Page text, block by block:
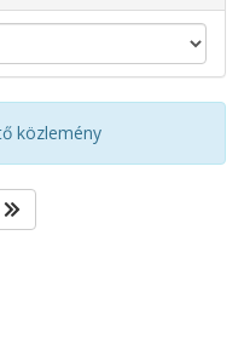
közlemény